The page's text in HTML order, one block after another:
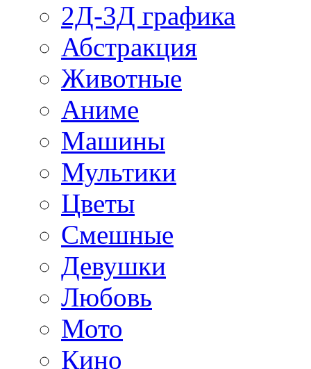
2Д-3Д графика
Абстракция
Животные
Аниме
Машины
Мультики
Цветы
Смешные
Девушки
Любовь
Мото
Кино